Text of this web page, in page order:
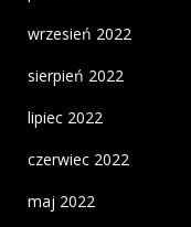
wrzesień 2022
sierpień 2022
lipiec 2022
czerwiec 2022
maj 2022